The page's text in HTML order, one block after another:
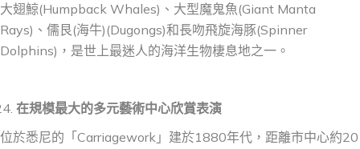
大翅鯨(Humpback Whales)、大型魔鬼魚(Giant Manta
Rays)、儒艮(海牛)(Dugongs)和長吻飛旋海豚(Spinner
Dolphins)，是世上最迷人的海洋生物棲息地之一。
在規模最大的多元藝術中心欣賞表演
位於悉尼的「Carriagework」建於1880年代，距離市中心約20